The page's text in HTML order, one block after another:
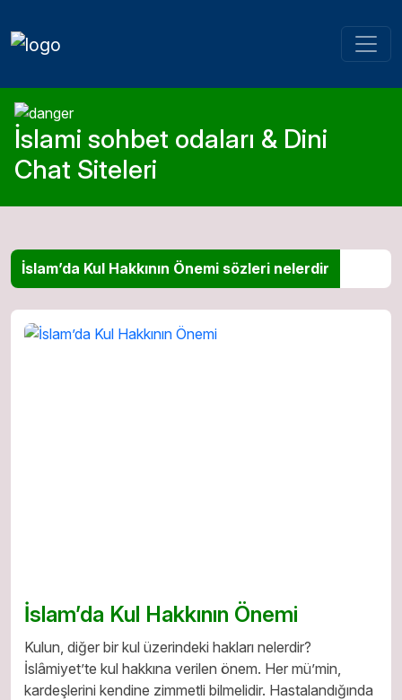
İslami sohbet odaları & Dini
Chat Siteleri
İslam’da Kul Hakkının Önemi sözleri nelerdir
İslam’da Kul Hakkının Önemi
Kulun, diğer bir kul üzerindeki hakları nelerdir?
İslâmiyet’te kul hakkına verilen önem. Her mü’min,
kardeşlerini kendine zimmetli bilmelidir. Hastalandığında